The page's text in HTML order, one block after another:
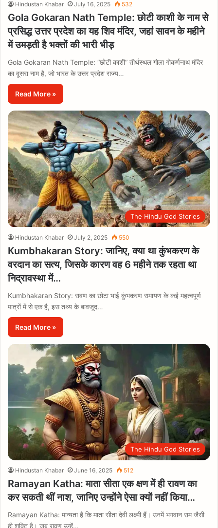
Hindustan Khabar July 16, 2025 532
Gola Gokaran Nath Temple: छोटी काशी के नाम से
प्रसिद्ध उत्तर प्रदेश का यह शिव मंदिर, जहां सावन के महीने
में उमड़ती है भक्तों की भारी भीड़
Gola Gokaran Nath Temple: “छोटी काशी” तीर्थस्थल गोला गोकर्णनाथ मंदिर
का दूसरा नाम है, जो भारत के उत्तर प्रदेश राज्य…
Read More »
The Hindu God Stories
Hindustan Khabar July 2, 2025 550
Kumbhakaran Story: जानिए, क्या था कुंभकरण के
वरदान का सत्य, जिसके कारण वह 6 महीने तक रहता था
निद्रावस्था में…
Kumbhakaran Story: रावण का छोटा भाई कुंभकरण रामायण के कई महत्वपूर्ण
पात्रों में से एक है, इस तथ्य के बावजूद…
Read More »
The Hindu God Stories
Hindustan Khabar June 16, 2025 512
Ramayan Katha: माता सीता एक क्षण में ही रावण का
कर सकती थीं नाश, जानिए उन्होंने ऐसा क्यों नहीं किया…
Ramayan Katha: मान्यता है कि माता सीता देवी लक्ष्मी हैं। उनमें भगवान राम जैसी
ही शक्ति है। जब रावण उन्हें…